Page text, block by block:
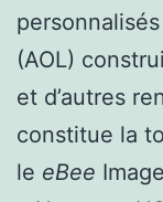
(AOL)
et d’autres
constitue la
le eBee